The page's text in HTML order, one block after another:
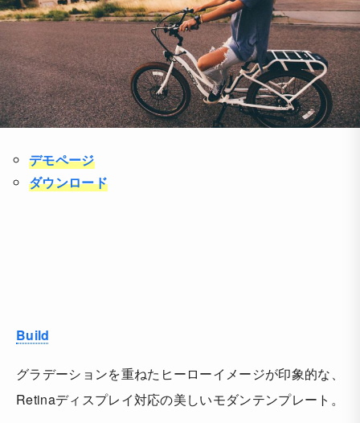
デモページ
ダウンロード
Build
グラデーションを重ねたヒーローイメージが印象的な、
Retinaディスプレイ対応の美しいモダンテンプレート。